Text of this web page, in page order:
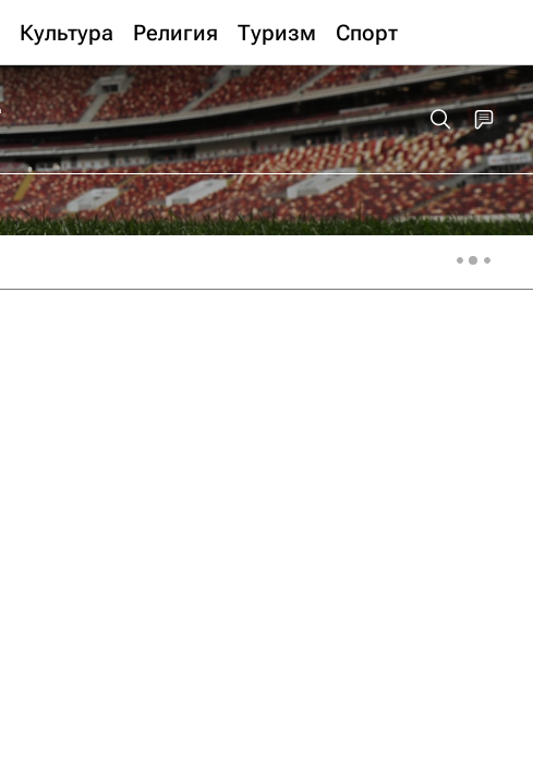
Культура Религия Туризм Спорт